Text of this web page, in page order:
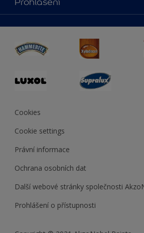
Najít obchod
duluxmaliar.sk
duluxprodejnabarev.cz
duluxpredajnafarieb.sk
Prohlášení
Cookies
Cookie settings
Právní informace
Ochrana osobních dat
Další webové stránky společnosti
Prohlášení o přístupnosti